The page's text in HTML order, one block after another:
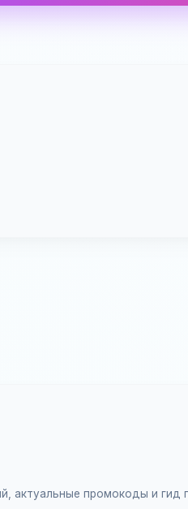
актуальные промокоды и